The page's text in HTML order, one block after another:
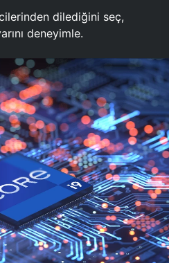
dilediğini seç,
deneyimle.